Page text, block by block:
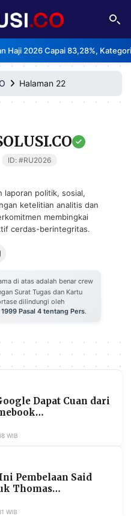
Capai 83,28%, Kategori Sangat
Halaman 22
ID: #RU2026
laporan politik, sosial,
ketelitian analitis dan
membingkai
cerdas-berintegritas.
di atas adalah benar crew
Surat Tugas dan Kartu
dilindungi oleh
Pasal 4 tentang Pers.
Dapat Cuan dari
WIB
Pembelaan Said
Thomas
Deputi BI
WIB